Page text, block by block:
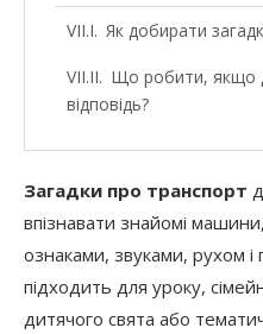
Як добирати
Що робити, якщо
відповідь?
Де
Коли краще
Чому транспортні
розвитку?
Загадки про транспорт
впізнавати знайомі
ознаками, звуками, рухом
підходить для уроку,
дитячого свята або